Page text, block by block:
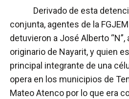
Derivado de esta
conjunta, agentes de la
detuvieron a José Alberto “N”,
originario de Nayarit, y quien
principal integrante de una
opera en los municipios de
Mateo Atenco por lo que era